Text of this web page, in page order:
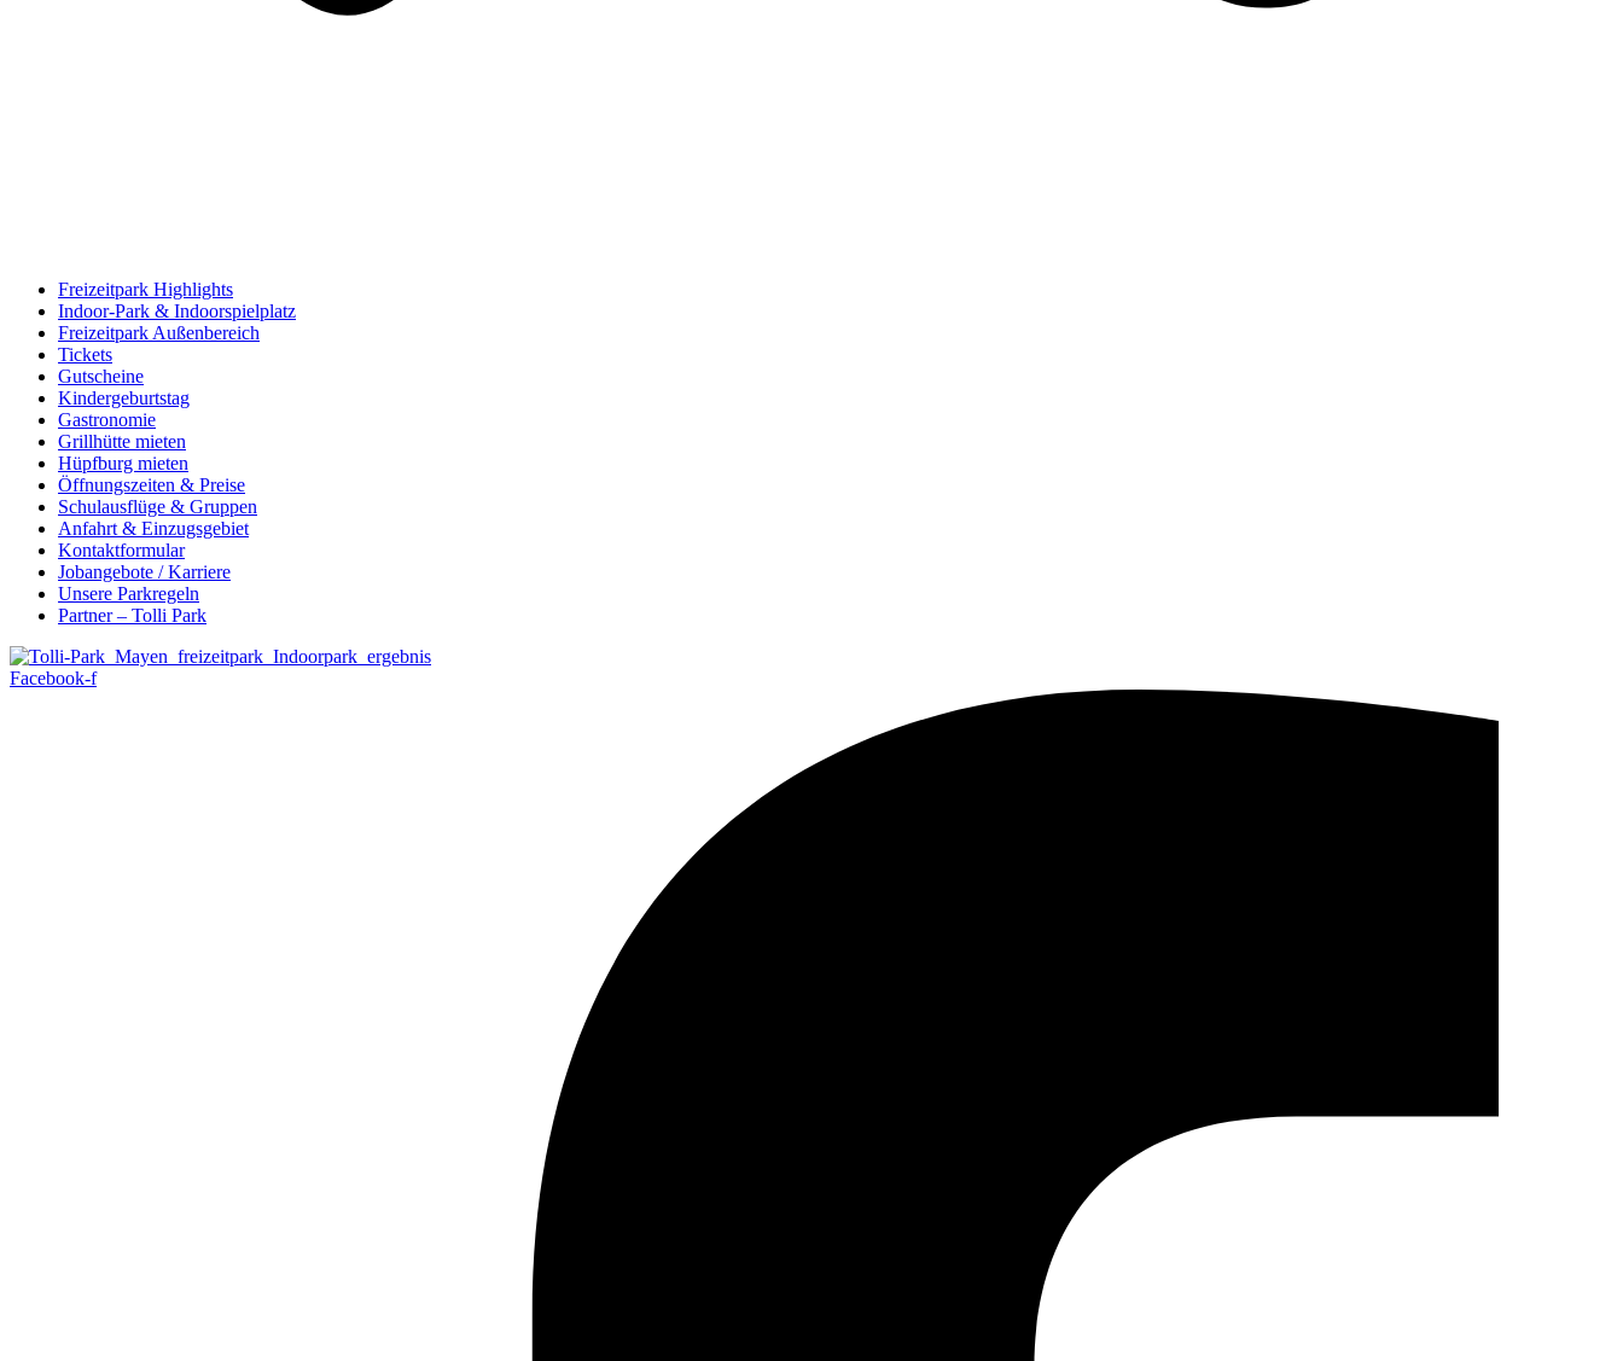
Freizeitpark Highlights
Indoor-Park & Indoorspielplatz
Freizeitpark Außenbereich
Tickets
Gutscheine
Kindergeburtstag
Gastronomie
Grillhütte mieten
Hüpfburg mieten
Öffnungszeiten & Preise
Schulausflüge & Gruppen
Anfahrt & Einzugsgebiet
Kontaktformular
Jobangebote / Karriere
Unsere Parkregeln
Partner – Tolli Park
Facebook-f